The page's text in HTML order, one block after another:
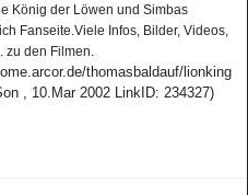
König der Löwen und Simbas
Fanseite.Viele Infos, Bilder, Videos,
zu den Filmen.
thomasbaldauf/lionking
, 10.Mar 2002 LinkID: 234327)